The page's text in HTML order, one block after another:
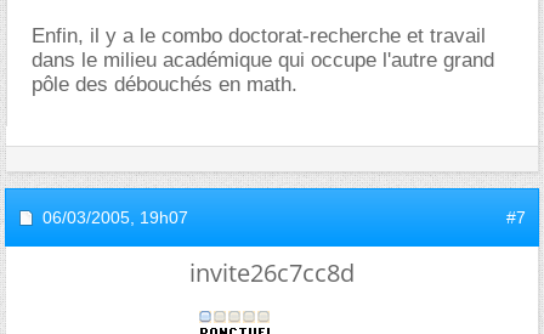
Enfin, il y a le combo doctorat-recherche et travail
dans le milieu académique qui occupe l'autre grand
pôle des débouchés en math.
06/03/2005, 19h07 #7
invite26c7cc8d